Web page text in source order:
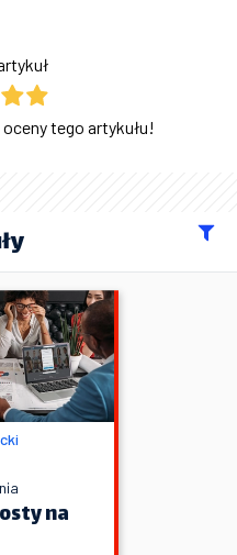
tego artykułu!
na